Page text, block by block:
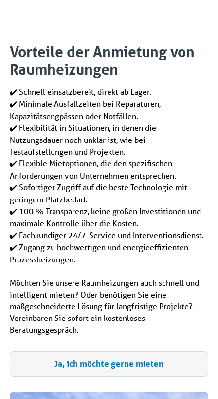
Vorteile der Anmietung von
Raumheizungen
✔️ Schnell einsatzbereit, direkt ab Lager.
✔️ Minimale Ausfallzeiten bei Reparaturen,
Kapazitätsengpässen oder Notfällen.
✔️ Flexibilität in Situationen, in denen die
Nutzungsdauer noch unklar ist, wie bei
Testaufstellungen und Projekten.
✔️ Flexible Mietoptionen, die den spezifischen
Anforderungen von Unternehmen entsprechen.
✔️ Sofortiger Zugriff auf die beste Technologie mit
geringem Platzbedarf.
✔️ 100 % Transparenz, keine großen Investitionen und
maximale Kontrolle über die Kosten.
✔️ Fachkundiger 24/7-Service und Interventionsdienst.
✔️ Zugang zu hochwertigen und energieeffizienten
Prozessheizungen.
Möchten Sie unsere Raumheizungen auch schnell und
intelligent mieten? Oder benötigen Sie eine
maßgeschneiderte Lösung für langfristige Projekte?
Vereinbaren Sie sofort ein kostenloses
Beratungsgespräch.
Ja, ich möchte gerne mieten